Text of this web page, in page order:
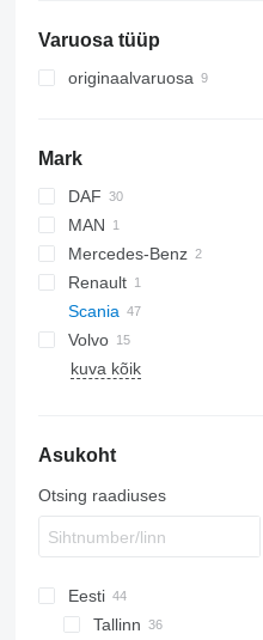
Varuosa tüüp
originaalvaruosa
Mark
DAF
CF
XF
XG
MAN
TGA
Mercedes-Benz
Actros
Atego
Axor
Renault
Magnum
Scania
R-series
R440
Volvo
FH
kuva kõik
Asukoht
Otsing raadiuses
Eesti
Tallinn